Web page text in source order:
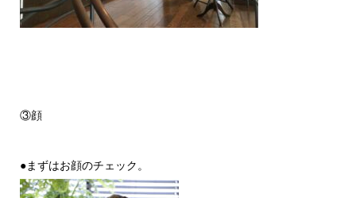
③顔
●まずはお顔のチェック。